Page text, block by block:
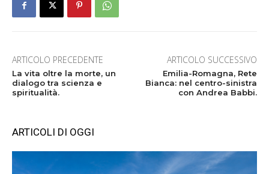
ARTICOLO PRECEDENTE
La vita oltre la morte, un
dialogo tra scienza e
spiritualità.
ARTICOLO SUCCESSIVO
Emilia-Romagna, Rete
Bianca: nel centro-sinistra
con Andrea Babbi.
ARTICOLI DI OGGI